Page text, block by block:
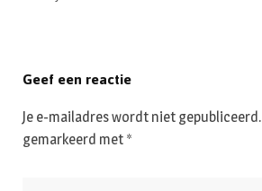
Geef een reactie
Je e-mailadres wordt niet gepubliceerd.
gemarkeerd met *